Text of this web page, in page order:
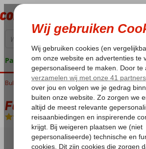
Pakketgarantie
Home
Bulgarije Skivakanties Borovets Festa Winter
Festa Winter Palace
Ontbijt + Skipas-Hotel